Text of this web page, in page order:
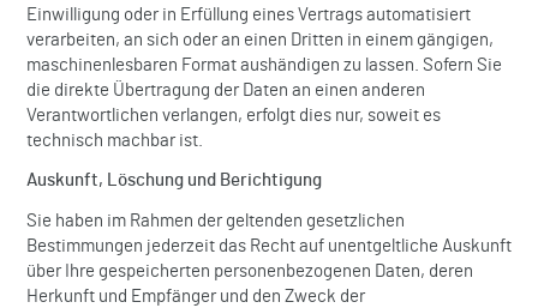
Einwilligung oder in Erfüllung eines Vertrags automatisiert
verarbeiten, an sich oder an einen Dritten in einem gängigen,
maschinenlesbaren Format aushändigen zu lassen. Sofern Sie
die direkte Übertragung der Daten an einen anderen
Verantwortlichen verlangen, erfolgt dies nur, soweit es
technisch machbar ist.
Auskunft, Löschung und Berichtigung
Sie haben im Rahmen der geltenden gesetzlichen
Bestimmungen jederzeit das Recht auf unentgeltliche Auskunft
über Ihre gespeicherten personenbezogenen Daten, deren
Herkunft und Empfänger und den Zweck der